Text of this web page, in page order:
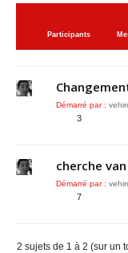
Participants
Démarré par :
3
cherche
Démarré par :
7
2 sujets de 1 à 2 (sur un